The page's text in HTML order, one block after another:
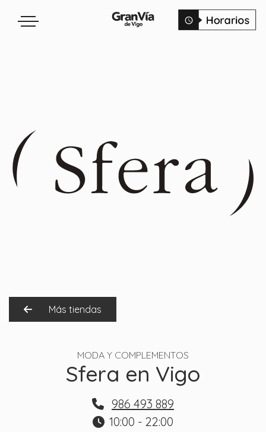
Más tiendas
MODA Y COMPLEMENTOS
Sfera en Vigo
986 493 889
10:00 - 22:00